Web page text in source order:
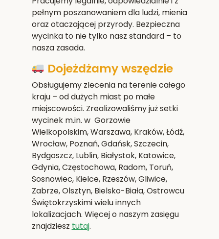
pełnym poszanowaniem dla ludzi, mienia
oraz otaczającej przyrody. Bezpieczna
wycinka to nie tylko nasz standard – to
nasza zasada.
Dojeżdżamy wszędzie
Obsługujemy zlecenia na terenie całego
kraju – od dużych miast po małe
miejscowości. Zrealizowaliśmy już setki
wycinek m.in. w Gorzowie
Wielkopolskim,Warszawa, Kraków, Łódź,
Wrocław, Poznań, Gdańsk, Szczecin,
Bydgoszcz, Lublin, Białystok, Katowice,
Gdynia, Częstochowa, Radom, Toruń,
Sosnowiec, Kielce, Rzeszów, Gliwice,
Zabrze, Olsztyn, Bielsko-Biała, Ostrowcu
Świętokrzyskimi wielu innych
lokalizacjach. Więcej o naszym zasięgu
znajdziesz tutaj.